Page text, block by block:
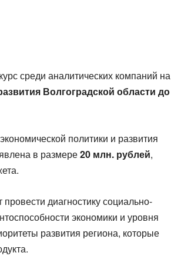
среди аналитических компаний на
Волгоградской области до
политики и развития
в размере20 млн. рублей,
диагностику социально-
экономики и уровня
развития региона, которые